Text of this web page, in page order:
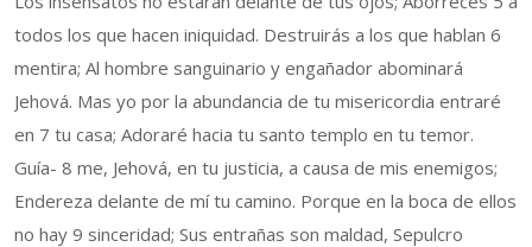
todos los que hacen iniquidad. Destruirás a los que hablan 6
mentira; Al hombre sanguinario y engañador abominará
Jehová. Mas yo por la abundancia de tu misericordia entraré
en 7 tu casa; Adoraré hacia tu santo templo en tu temor.
Guía- 8 me, Jehová, en tu justicia, a causa de mis enemigos;
Endereza delante de mí tu camino. Porque en la boca de ellos
no hay 9 sinceridad; Sus entrañas son maldad, Sepulcro